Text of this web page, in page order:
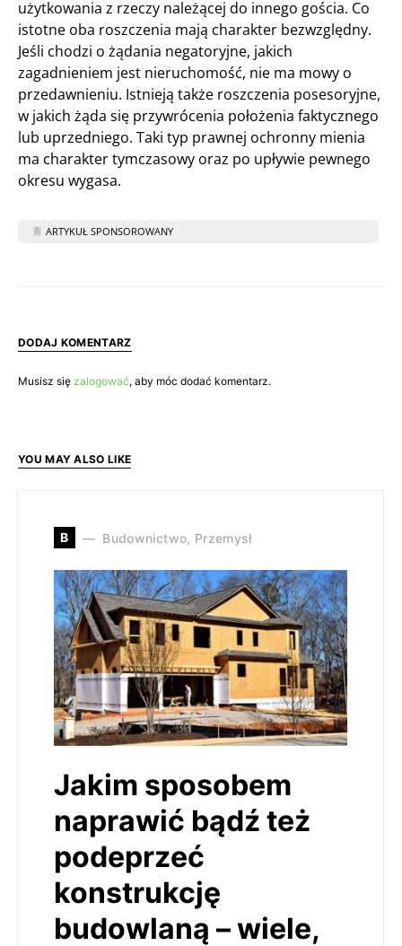
użytkowania z rzeczy należącej do innego gościa. Co
istotne oba roszczenia mają charakter bezwzględny.
Jeśli chodzi o żądania negatoryjne, jakich
zagadnieniem jest nieruchomość, nie ma mowy o
przedawnieniu. Istnieją także roszczenia posesoryjne,
w jakich żąda się przywrócenia położenia faktycznego
lub uprzedniego. Taki typ prawnej ochronny mienia
ma charakter tymczasowy oraz po upływie pewnego
okresu wygasa.
ARTYKUŁ SPONSOROWANY
DODAJ KOMENTARZ
Musisz się zalogować, aby móc dodać komentarz.
YOU MAY ALSO LIKE
B Budownictwo, Przemysł
Jakim sposobem
naprawić bądź też
podeprzeć
konstrukcję
budowlaną – wiele,